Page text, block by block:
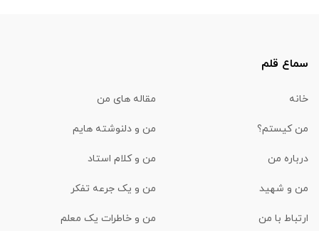
سماع قلم
خانه مقاله های من
من کیستم؟ من و دلنوشته هایم
درباره من من و کلام استاد
من و شهید من و یک جرعه تفکر
ارتباط با من من و خاطرات یک معلم